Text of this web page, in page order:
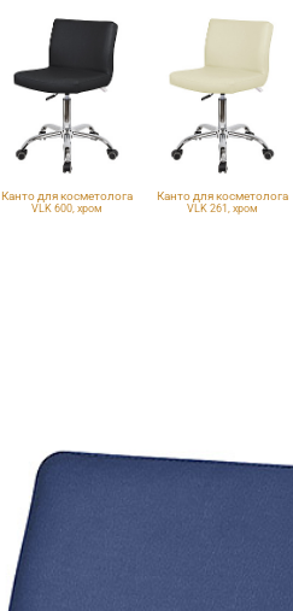
Канто для косметолога
VLK 600, хром
Канто для косметолога
VLK 261, хром